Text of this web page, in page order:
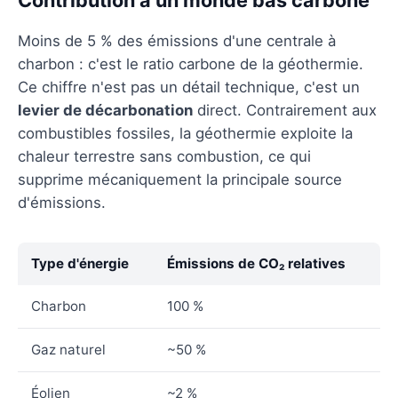
Moins de 5 % des émissions d'une centrale à
charbon : c'est le ratio carbone de la géothermie.
Ce chiffre n'est pas un détail technique, c'est un
levier de décarbonation direct. Contrairement aux
combustibles fossiles, la géothermie exploite la
chaleur terrestre sans combustion, ce qui
supprime mécaniquement la principale source
d'émissions.
Type d'énergie Émissions de CO₂ relatives
Charbon 100 %
Gaz naturel ~50 %
Éolien ~2 %